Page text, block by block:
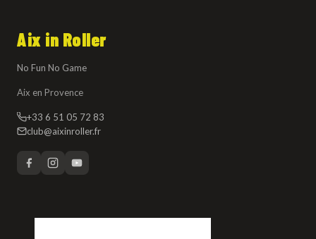
Aix in Roller
No Fun No Game
Aix en Provence
+33 6 51 05 72 83
club@aixinroller.fr